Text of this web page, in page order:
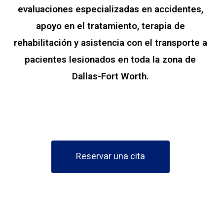
evaluaciones especializadas en accidentes,
apoyo en el tratamiento, terapia de
rehabilitación y asistencia con el transporte a
pacientes lesionados en toda la zona de
Dallas-Fort Worth.
Reservar una cita